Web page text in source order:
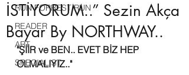
RUN FORREST RUN
READER
ART
SPECIALIST
İSTİYORUM..” Sezin Akça
Bayar By NORTHWAY..
"ŞİİR ve BEN.. EVET BİZ HEP
OLMALIYIZ.."